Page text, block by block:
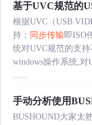
基于UVC规范的
根据UVC（USB
持： 同步传输即ISO
统对UVC规范的支
windows操作系统,对
......
手动分析使用
BUSHOUND大家太